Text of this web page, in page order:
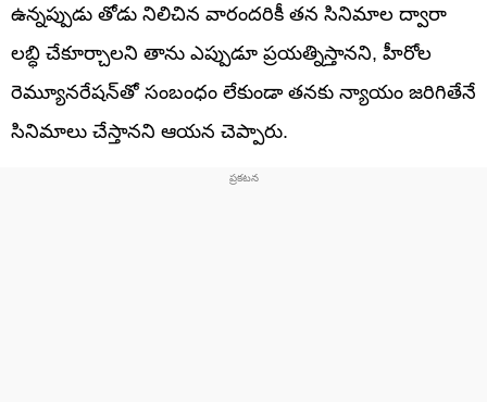
ఉన్నప్పుడు తోడు నిలిచిన వారందరికీ తన సినిమాల ద్వారా
లబ్ధి చేకూర్చాలని తాను ఎప్పుడూ ప్రయత్నిస్తానని, హీరోల
రెమ్యూనరేషన్‌తో సంబంధం లేకుండా తనకు న్యాయం జరిగితేనే
సినిమాలు చేస్తానని ఆయన చెప్పారు.